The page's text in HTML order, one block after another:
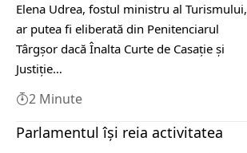
Elena Udrea, fostul ministru al Turismului,
ar putea fi eliberată din Penitenciarul
Târgșor dacă Înalta Curte de Casație și
Justiție…
2 Minute
Parlamentul îşi reia activitatea